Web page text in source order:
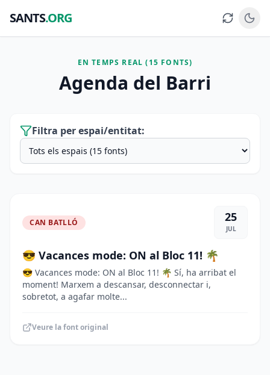
SANTS.ORG
EN TEMPS REAL (15 FONTS)
Agenda del Barri
Filtra per espai/entitat:
CAN BATLLÓ 25
JUL
😎 Vacances mode: ON al Bloc 11! 🌴
😎 Vacances mode: ON al Bloc 11! 🌴 Sí, ha arribat el
moment! Marxem a descansar, desconnectar i,
sobretot, a agafar molte...
Veure la font original